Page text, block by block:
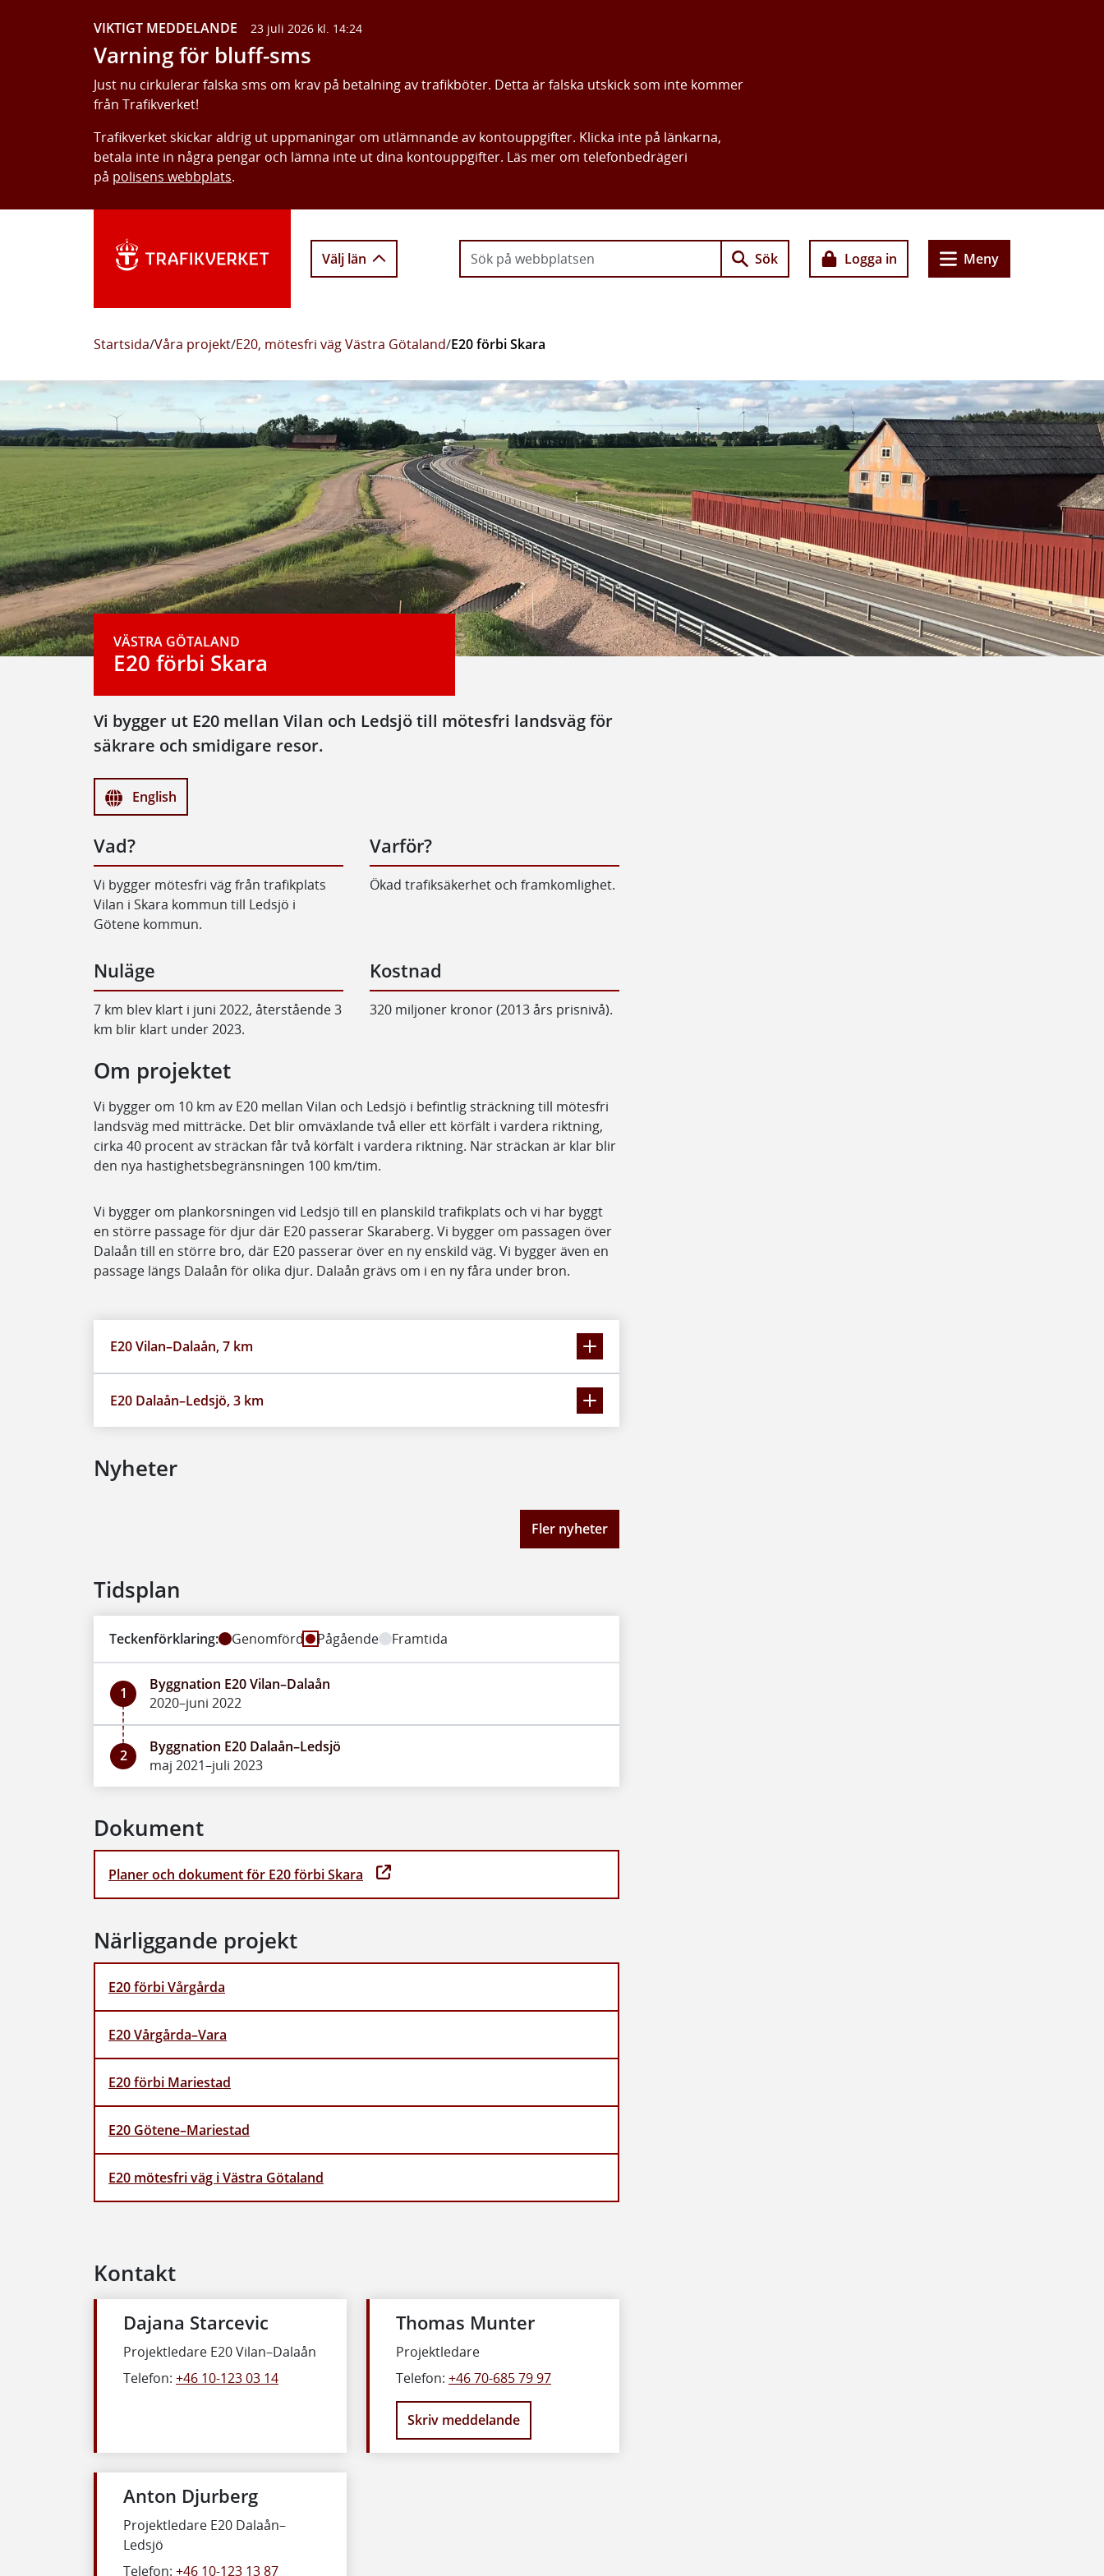
VIKTIGT MEDDELANDE 23 juli 2026 kl. 14:24
Varning för bluff-sms
Just nu cirkulerar falska sms om krav på betalning av trafikböter. Detta är falska utskick som inte kommer
från Trafikverket!
Trafikverket skickar aldrig ut uppmaningar om utlämnande av kontouppgifter. Klicka inte på länkarna,
betala inte in några pengar och lämna inte ut dina kontouppgifter. Läs mer om telefonbedrägeri
på polisens webbplats.
Välj län Sök Logga in Meny
Startsida/Våra projekt/E20, mötesfri väg Västra Götaland/E20 förbi Skara
VÄSTRA GÖTALAND
E20 förbi Skara
Vi bygger ut E20 mellan Vilan och Ledsjö till mötesfri landsväg för
säkrare och smidigare resor.
English
Vad?
Vi bygger mötesfri väg från trafikplats
Vilan i Skara kommun till Ledsjö i
Götene kommun.
Varför?
Ökad trafiksäkerhet och framkomlighet.
Nuläge
7 km blev klart i juni 2022, återstående 3
km blir klart under 2023.
Kostnad
320 miljoner kronor (2013 års prisnivå).
Om projektet
Vi bygger om 10 km av E20 mellan Vilan och Ledsjö i befintlig sträckning till mötesfri
landsväg med mitträcke. Det blir omväxlande två eller ett körfält i vardera riktning,
cirka 40 procent av sträckan får två körfält i vardera riktning. När sträckan är klar blir
den nya hastighetsbegränsningen 100 km/tim.
Vi bygger om plankorsningen vid Ledsjö till en planskild trafikplats och vi har byggt
en större passage för djur där E20 passerar Skaraberg. Vi bygger om passagen över
Dalaån till en större bro, där E20 passerar över en ny enskild väg. Vi bygger även en
passage längs Dalaån för olika djur. Dalaån grävs om i en ny fåra under bron.
E20 Vilan–Dalaån, 7 km
E20 Dalaån–Ledsjö, 3 km
Nyheter
Fler nyheter
Tidsplan
Teckenförklaring: Genomförd Pågående Framtida
1
Byggnation E20 Vilan–Dalaån
2020–juni 2022
2
Byggnation E20 Dalaån–Ledsjö
maj 2021–juli 2023
Dokument
Planer och dokument för E20 förbi Skara
Närliggande projekt
E20 förbi Vårgårda
E20 Vårgårda–Vara
E20 förbi Mariestad
E20 Götene–Mariestad
E20 mötesfri väg i Västra Götaland
Kontakt
Dajana Starcevic
Projektledare E20 Vilan–Dalaån
Telefon: +46 10-123 03 14
Thomas Munter
Projektledare
Telefon: +46 70-685 79 97
Skriv meddelande
Anton Djurberg
Projektledare E20 Dalaån–
Ledsjö
Telefon: +46 10-123 13 87